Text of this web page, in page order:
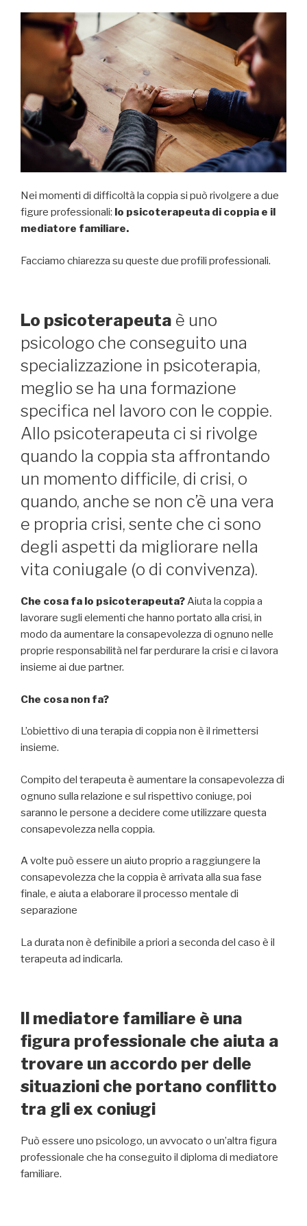
Nei momenti di difficoltà la coppia si può rivolgere a due
figure professionali: lo psicoterapeuta di coppia e il
mediatore familiare.
Facciamo chiarezza su queste due profili professionali.
Lo psicoterapeuta è uno
psicologo che conseguito una
specializzazione in psicoterapia,
meglio se ha una formazione
specifica nel lavoro con le coppie.
Allo psicoterapeuta ci si rivolge
quando la coppia sta affrontando
un momento difficile, di crisi, o
quando, anche se non c’è una vera
e propria crisi, sente che ci sono
degli aspetti da migliorare nella
vita coniugale (o di convivenza).
Che cosa fa lo psicoterapeuta?Aiuta la coppia a
lavorare sugli elementi che hanno portato alla crisi, in
modo da aumentare la consapevolezza di ognuno nelle
proprie responsabilità nel far perdurare la crisi e ci lavora
insieme ai due partner.
Che cosa non fa?
L’obiettivo di una terapia di coppia non è il rimettersi
insieme.
Compito del terapeuta è aumentare la consapevolezza di
ognuno sulla relazione e sul rispettivo coniuge, poi
saranno le persone a decidere come utilizzare questa
consapevolezza nella coppia.
A volte può essere un aiuto proprio a raggiungere la
consapevolezza che la coppia è arrivata alla sua fase
finale, e aiuta a elaborare il processo mentale di
separazione
La durata non è definibile a priori a seconda del caso è il
terapeuta ad indicarla.
Il mediatore familiare è una
figura professionale che aiuta a
trovare un accordo per delle
situazioni che portano conflitto
tra gli ex coniugi
Può essere uno psicologo, un avvocato o un’altra figura
professionale che ha conseguito il diploma di mediatore
familiare.